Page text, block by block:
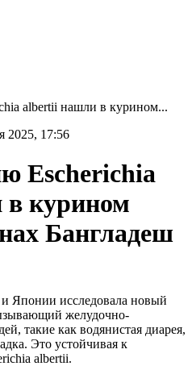
albertii нашли в курином...
2025, 17:56
Escherichia
курином
Бангладеш
Японии исследовала новый
желудочно-
такие как водянистая диарея,
Это устойчивая к
albertii.